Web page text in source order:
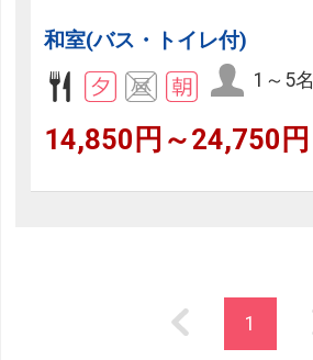
和室(バス・トイレ付)
1～5名
14,850円～24,750円
1